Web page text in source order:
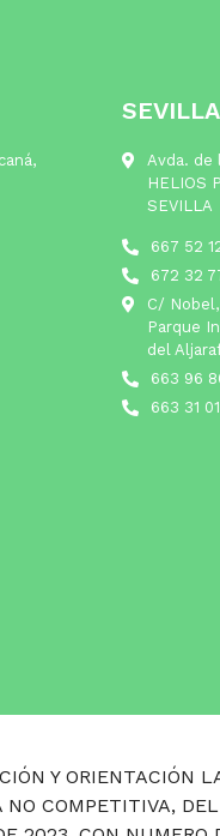
SEVILLA
Avda. de
HELIOS
SEVILLA
667 52
672 32
C/
Parque
del
663 96
663 31
Y ORIENTACIÓN
COMPETITIVA,